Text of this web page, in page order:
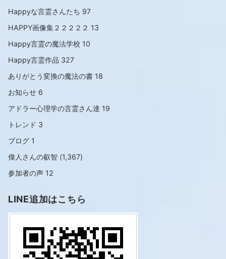
Happyな言霊さんたち 97
HAPPY画像集２２２２２ 13
Happy言霊の魔法学校 10
Happy言霊作品 327
ありがとう変換の魔法の書 18
お知らせ 6
アドラー心理学の言霊さん達 19
トレンド 3
ブログ 1
偉人さんの叡智 (1,367)
参加者の声 12
LINE追加はこちら